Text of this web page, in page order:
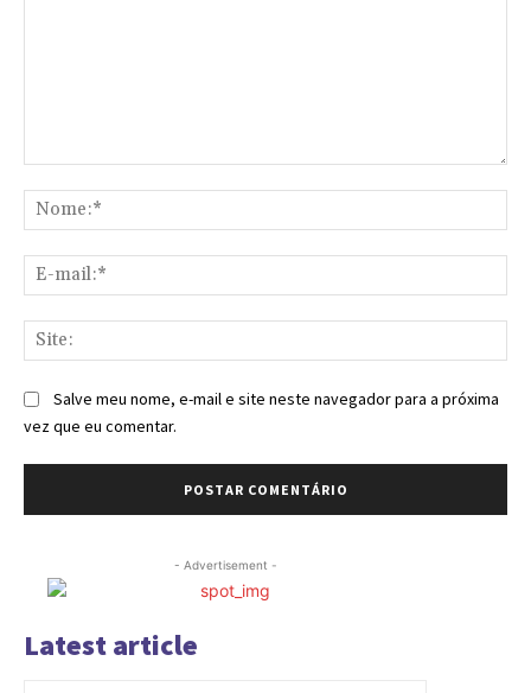
Salve meu nome, e-mail e site neste navegador para a próxima
vez que eu comentar.
- Advertisement -
Latest article